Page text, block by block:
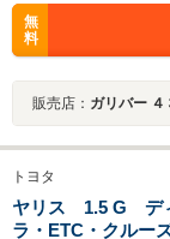
無
料
販売店： ガリバー
トヨタ
ヤリス 1.5 G デ
ラ・ETC・クルー